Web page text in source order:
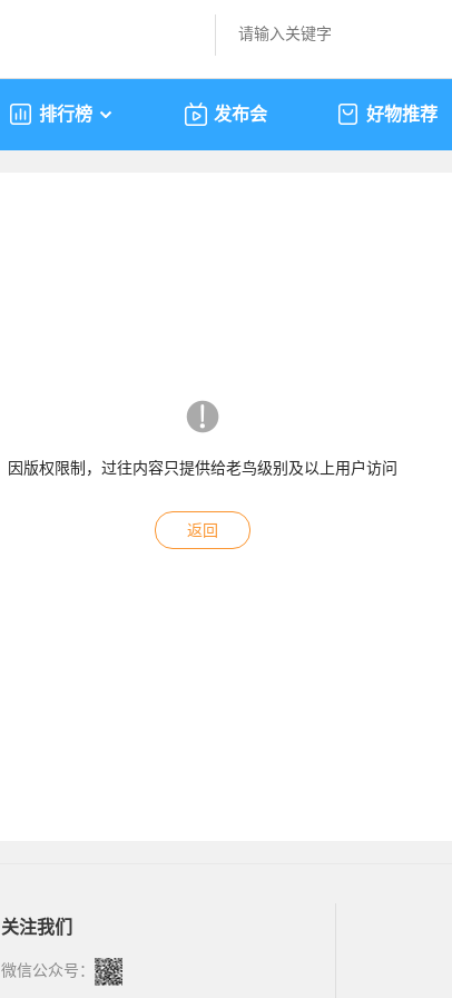
排行榜 发布会 好物推荐
因版权限制，过往内容只提供给老鸟级别及以上用户访问
返回
关注我们
微信公众号：